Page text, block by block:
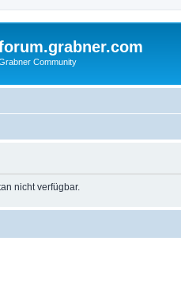
Community
nicht verfügbar.